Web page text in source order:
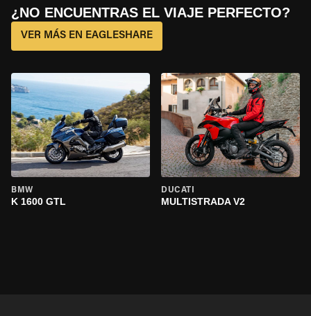
¿NO ENCUENTRAS EL VIAJE PERFECTO?
VER MÁS EN EAGLESHARE
BMW
K 1600 GTL
DUCATI
MULTISTRADA V2